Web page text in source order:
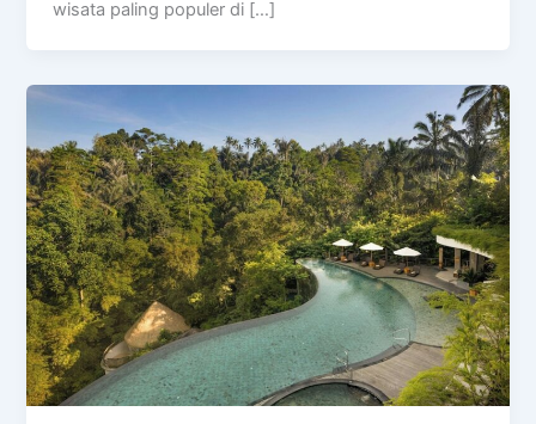
wisata paling populer di […]